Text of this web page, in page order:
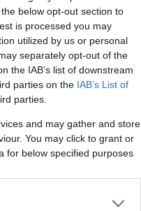
below opt-out section to
is processed you may
utilized by us or personal
separately opt-out of the
the IAB’s list of downstream
parties on the IAB’s List of
parties.
and may gather and store
You may click to grant or
for below specified purposes